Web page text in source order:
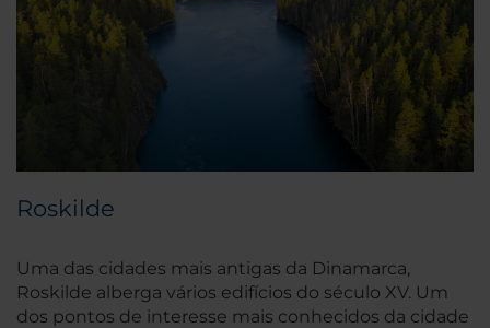
Roskilde
Uma das cidades mais antigas da Dinamarca,
Roskilde alberga vários edifícios do século XV. Um
dos pontos de interesse mais conhecidos da cidade